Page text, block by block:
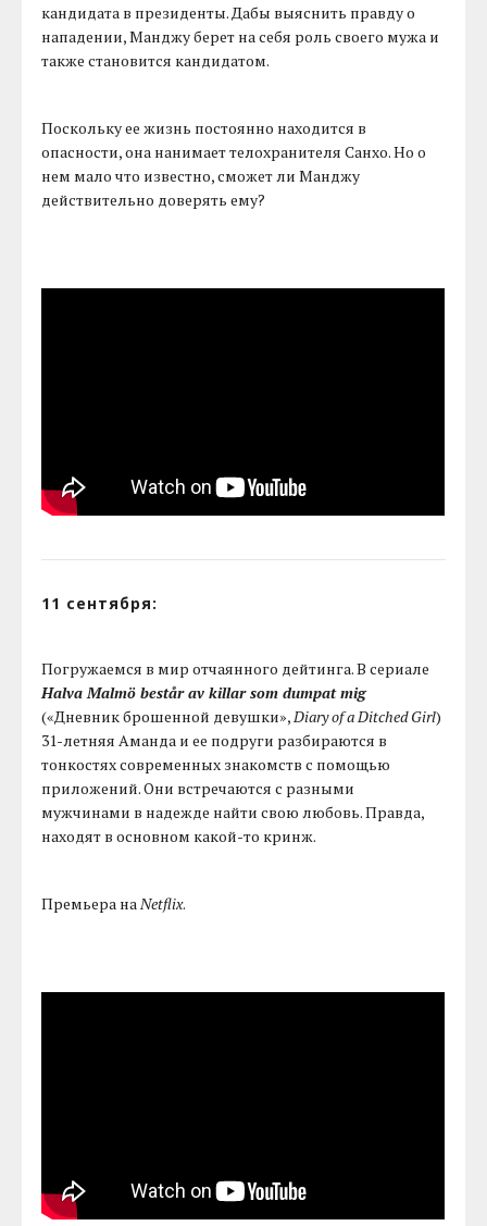
кандидата в президенты. Дабы выяснить правду о
нападении, Манджу берет на себя роль своего мужа и
также становится кандидатом.
Поскольку ее жизнь постоянно находится в
опасности, она нанимает телохранителя Санхо. Но о
нем мало что известно, сможет ли Манджу
действительно доверять ему?
11 сентября:
Погружаемся в мир отчаянного дейтинга. В сериале
Halva Malmö består av killar som dumpat mig
(«Дневник брошенной девушки», Diary of a Ditched Girl)
31-летняя Аманда и ее подруги разбираются в
тонкостях современных знакомств с помощью
приложений. Они встречаются с разными
мужчинами в надежде найти свою любовь. Правда,
находят в основном какой-то кринж.
Премьера на Netflix.